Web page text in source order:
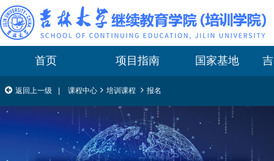
首页 项目指南 国家基地
返回上一级 课程中心 培训课程 报名